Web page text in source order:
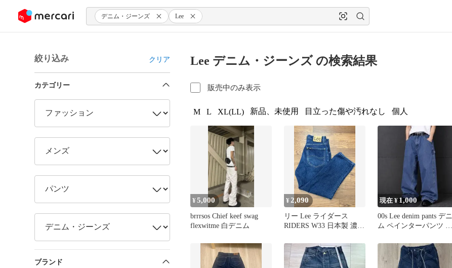
ツにスキップ デニム・ジーンズ Lee
絞り込み クリア
カテゴリー
ブランド
Lee デニム・ジーンズ の検索結果
販売中のみ表示
M L XL(LL) 新品、未使用 目立った傷や汚れなし 個人
¥5,000
brrrsos Chief keef swag
flexwitme 白デニム
¥ 2,090
リー Lee ライダース
RIDERS W33 日本製 濃紺
現在 ¥1,000
00s Lee denim pants デニ
ム ペインターパンツ リ